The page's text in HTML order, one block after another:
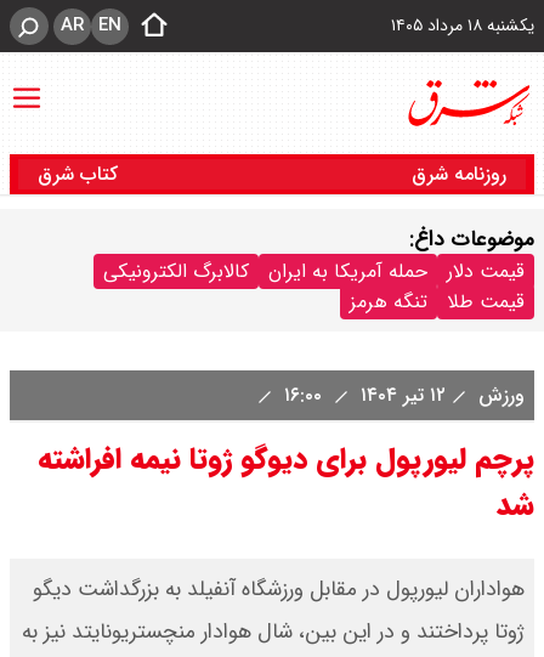
یکشنبه ۱۸ مرداد ۱۴۰۵ EN
AR
روزنامه شرق کتاب شرق
موضوعات داغ:
قیمت دلار حمله آمریکا به ایران
کالابرگ الکترونیکی
قیمت طلا
تنگه هرمز
ورزش ۱۲ تیر ۱۴۰۴
پرچم لیورپول برای دیوگو ژوتا نیمه افراشته
شد
هواداران لیورپول در مقابل ورزشگاه آنفیلد به بزرگداشت دیگو
ژوتا پرداختند و در این بین، شال هوادار منچستریونایتد نیز به